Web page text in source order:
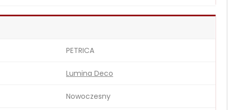
PETRICA
Lumina Deco
Nowoczesny